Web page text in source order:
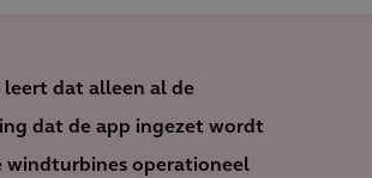
leert dat alleen al de
dat de app ingezet wordt
windturbines operationeel